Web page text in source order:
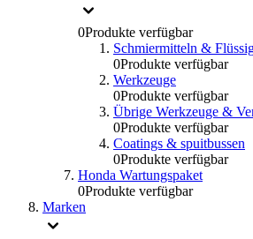
0Produkte verfügbar
Schmiermitteln &
0Produkte verfügbar
Werkzeuge
0Produkte verfügbar
Übrige Werkzeuge &
0Produkte verfügbar
Coatings & spuitbussen
0Produkte verfügbar
Honda Wartungspaket
0Produkte verfügbar
Marken